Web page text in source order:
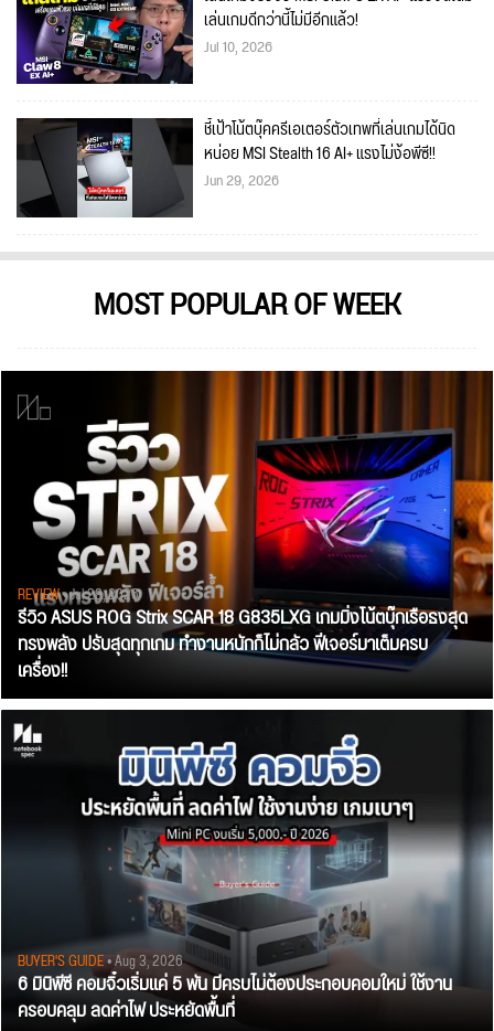
เล่นเกมดีกว่านี้ไม่มีอีกแล้ว!
Jul 10, 2026
ชี้เป้าโน้ตบุ๊คครีเอเตอร์ตัวเทพที่เล่นเกมได้นิด
หน่อย MSI Stealth 16 AI+ แรงไม่ง้อพีซี!!
Jun 29, 2026
MOST POPULAR OF WEEK
REVIEW• Jul 28, 2026
รีวิว ASUS ROG Strix SCAR 18 G835LXG เกมมิ่งโน้ตบุ๊กเรือธงสุด
ทรงพลัง ปรับสุดทุกเกม ทำงานหนักก็ไม่กลัว ฟีเจอร์มาเต็มครบ
เครื่อง!!
BUYER'S GUIDE• Aug 3, 2026
6 มินิพีซี คอมจิ๋วเริ่มแค่ 5 พัน มีครบไม่ต้องประกอบคอมใหม่ ใช้งาน
ครอบคลุม ลดค่าไฟ ประหยัดพื้นที่